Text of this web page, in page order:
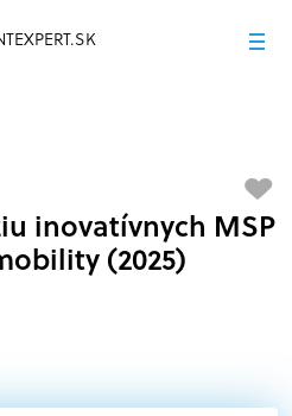
inovatívnych MSP
(2025)